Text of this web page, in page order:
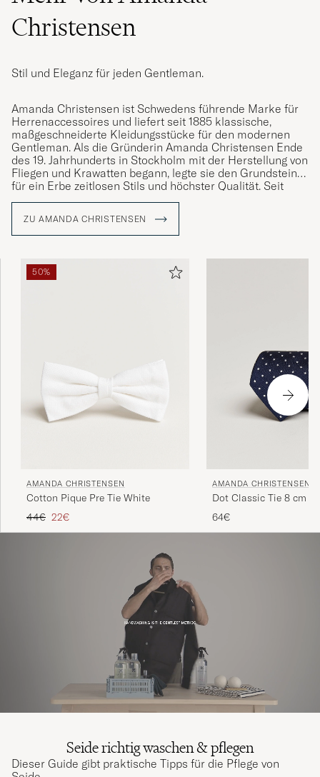
Christensen
Stil und Eleganz für jeden Gentleman.
Amanda Christensen ist Schwedens führende Marke für
Herrenaccessoires und liefert seit 1885 klassische,
maßgeschneiderte Kleidungsstücke für den modernen
Gentleman. Als die Gründerin Amanda Christensen Ende
des 19. Jahrhunderts in Stockholm mit der Herstellung von
Fliegen und Krawatten begann, legte sie den Grundstein
für ein Erbe zeitlosen Stils und höchster Qualität. Seit
und Manschettenknöpfe – Details, die die Persönlichkeit
und den Stil anspruchsvoller Männer weltweit
um den Comer See in Italien statt, wo das Handwerk über
Generationen bewahrt wurde.
ZU AMANDA CHRISTENSEN
50%
AMANDA CHRISTENSEN
Cotton Pique Pre Tie White
Regulärer Preis
44€ Reduzierter Preis
22€
AMANDA CHRISTENSEN
Dot Classic Tie 8 cm
64€
Seide richtig waschen & pflegen
Dieser Guide gibt praktische Tipps für die Pflege von